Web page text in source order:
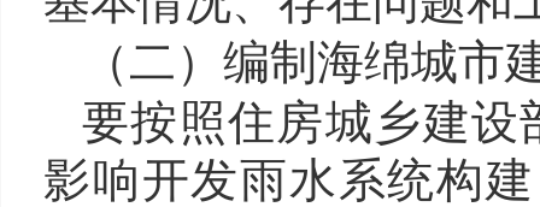
（二）编制海绵城市
要按照住房城乡建设
影响开发雨水系统构